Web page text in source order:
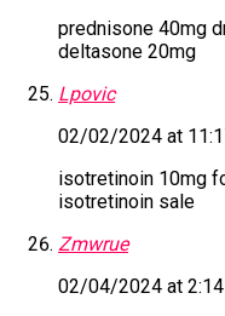
prednisone 40mg
deltasone 20mg
Lpovic
02/02/2024 at
isotretinoin 10mg
isotretinoin sale
Zmwrue
02/04/2024 at